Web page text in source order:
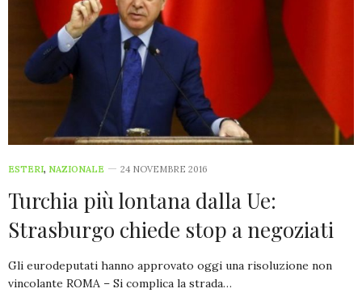
ESTERI, NAZIONALE 24 NOVEMBRE 2016
Turchia più lontana dalla Ue:
Strasburgo chiede stop a negoziati
Gli eurodeputati hanno approvato oggi una risoluzione non
vincolante ROMA – Si complica la strada…